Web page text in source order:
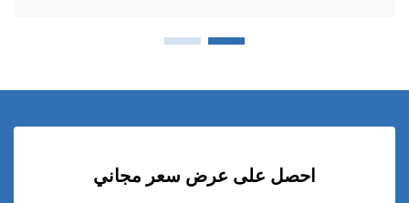
احصل على عرض سعر مجاني